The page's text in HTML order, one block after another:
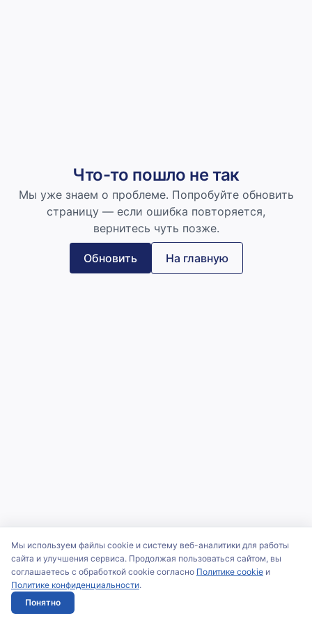
Что-то пошло не так
Мы уже знаем о проблеме. Попробуйте обновить
страницу — если ошибка повторяется,
вернитесь чуть позже.
Обновить На главную
Мы используем файлы cookie и систему веб-аналитики для работы
сайта и улучшения сервиса. Продолжая пользоваться сайтом, вы
соглашаетесь с обработкой cookie согласно Политике cookie и
Политике конфиденциальности.
Понятно